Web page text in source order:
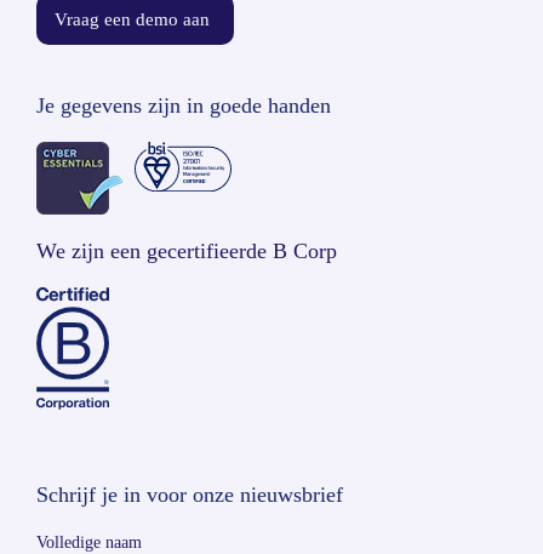
Vraag een demo aan
Je gegevens zijn in goede handen
We zijn een gecertifieerde B Corp
Schrijf je in voor onze nieuwsbrief
Volledige naam